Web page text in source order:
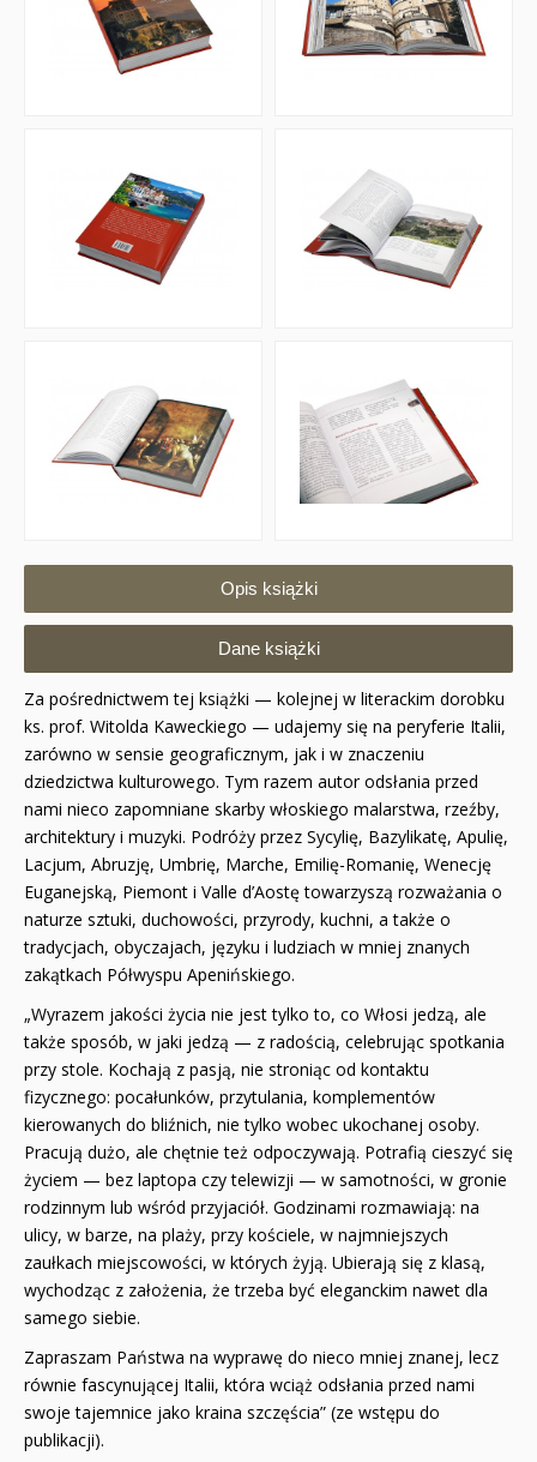
Opis książki
Dane książki
Za pośrednictwem tej książki — kolejnej w literackim dorobku
ks. prof. Witolda Kaweckiego — udajemy się na peryferie Italii,
zarówno w sensie geograficznym, jak i w znaczeniu
dziedzictwa kulturowego. Tym razem autor odsłania przed
nami nieco zapomniane skarby włoskiego malarstwa, rzeźby,
architektury i muzyki. Podróży przez Sycylię, Bazylikatę, Apulię,
Lacjum, Abruzję, Umbrię, Marche, Emilię-Romanię, Wenecję
Euganejską, Piemont i Valle d’Aostę towarzyszą rozważania o
naturze sztuki, duchowości, przyrody, kuchni, a także o
tradycjach, obyczajach, języku i ludziach w mniej znanych
zakątkach Półwyspu Apenińskiego.
„Wyrazem jakości życia nie jest tylko to, co Włosi jedzą, ale
także sposób, w jaki jedzą — z radością, celebrując spotkania
przy stole. Kochają z pasją, nie stroniąc od kontaktu
fizycznego: pocałunków, przytulania, komplementów
kierowanych do bliźnich, nie tylko wobec ukochanej osoby.
Pracują dużo, ale chętnie też odpoczywają. Potrafią cieszyć się
życiem — bez laptopa czy telewizji — w samotności, w gronie
rodzinnym lub wśród przyjaciół. Godzinami rozmawiają: na
ulicy, w barze, na plaży, przy kościele, w najmniejszych
zaułkach miejscowości, w których żyją. Ubierają się z klasą,
wychodząc z założenia, że trzeba być eleganckim nawet dla
samego siebie.
Zapraszam Państwa na wyprawę do nieco mniej znanej, lecz
równie fascynującej Italii, która wciąż odsłania przed nami
swoje tajemnice jako kraina szczęścia” (ze wstępu do
publikacji).